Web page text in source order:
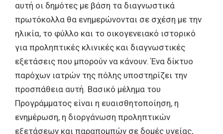
αυτή οι δημότες με βάση τα διαγνωστικά
πρωτόκολλα θα ενημερώνονται σε σχέση με την
ηλικία, το φύλλο και το οικογενειακό ιστορικό
για προληπτικές κλινικές και διαγνωστικές
εξετάσεις που μπορούν να κάνουν. Ένα δίκτυο
παρόχων ιατρών της πόλης υποστηρίζει την
προσπάθεια αυτή. Βασικό μέλημα του
Προγράμματος είναι η ευαισθητοποίηση, η
ενημέρωση, η διοργάνωση προληπτικών
εξετάσεων και παραπομπών σε δομές υγείας,